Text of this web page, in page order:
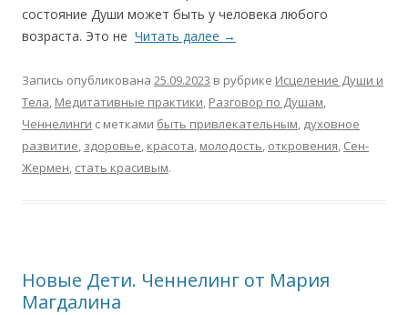
состояние Души может быть у человека любого
возраста. Это не Читать далее →
Запись опубликована 25.09.2023 в рубрике Исцеление Души и
Тела, Медитативные практики, Разговор по Душам,
Ченнелинги с метками быть привлекательным, духовное
развитие, здоровье, красота, молодость, откровения, Сен-
Жермен, стать красивым.
Новые Дети. Ченнелинг от Мария
Магдалина